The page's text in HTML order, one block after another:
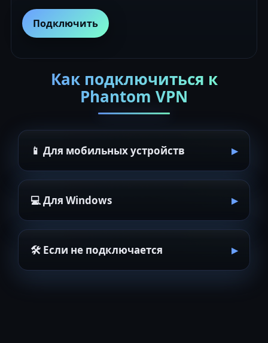
Подключить
Как подключиться к
Phantom VPN
📱 Для мобильных устройств
💻 Для Windows
🛠 Если не подключается